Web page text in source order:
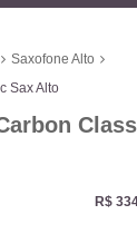
Saxofone Alto
Sax Alto
R$